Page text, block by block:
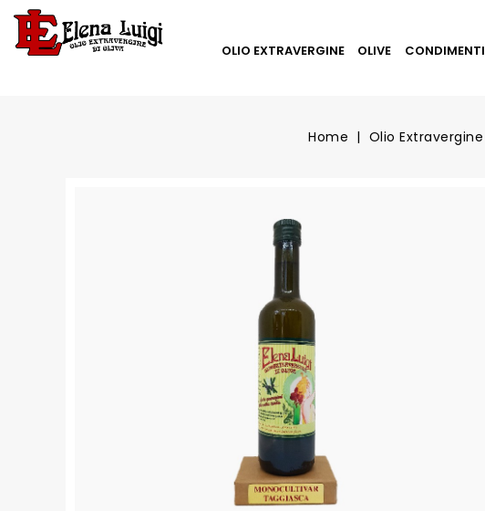
OLIO EXTRAVERGINE OLIVE CONDIMENTI
Home Olio Extravergine